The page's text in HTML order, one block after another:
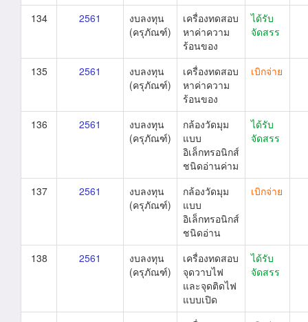
134 2561
งบลงทุน
(ครุภัณฑ์)
เครื่องทดสอบ
หาค่าความ
ร้อนของ
ได้รับ
จัดสรร
135 2561
งบลงทุน
(ครุภัณฑ์)
เครื่องทดสอบ
หาค่าความ
ร้อนของ
เบิกจ่าย
136 2561
งบลงทุน
(ครุภัณฑ์)
กล้องวัดมุม
แบบ
อิเล็กทรอนิกส์
ชนิดอ่านค่าม
ได้รับ
จัดสรร
137 2561
งบลงทุน
(ครุภัณฑ์)
กล้องวัดมุม
แบบ
อิเล็กทรอนิกส์
ชนิดอ่าน
เบิกจ่าย
138 2561
งบลงทุน
(ครุภัณฑ์)
เครื่องทดสอบ
จุดวาบไฟ
และจุดติดไฟ
แบบเปิด
ได้รับ
จัดสรร